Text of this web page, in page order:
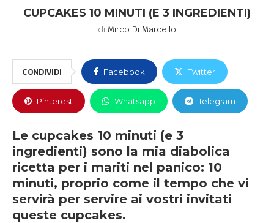
CUPCAKES 10 MINUTI (E 3 INGREDIENTI)
di Mirco Di Marcello
CONDIVIDI Facebook Twitter
Pinterest Whatsapp Telegram
Le cupcakes 10 minuti (e 3
ingredienti) sono la mia diabolica
ricetta per i mariti nel panico: 10
minuti, proprio come il tempo che vi
servirà per servire ai vostri invitati
queste cupcakes.